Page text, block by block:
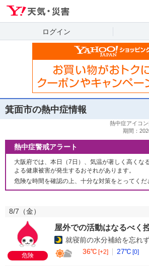
ログイン
箕面市の熱中症情報
熱中症警戒アラート
大阪府では、本日（7日）、気温が著しく高くな
よる健康被害が発生するおそれがあります。
危険な時間を確認の上、十分な対策をとってくだ
8/7（金）
危険
屋外での活動はなるべく
就寝前の水分補給を忘れ
36℃ [+2] 27℃ [0]